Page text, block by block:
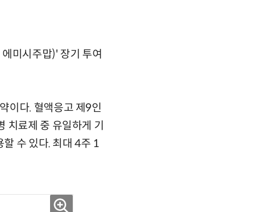
미시주맙)' 장기 투여
이다. 혈액응고 제9인
치료제 중 유일하게 기
수 있다. 최대 4주 1